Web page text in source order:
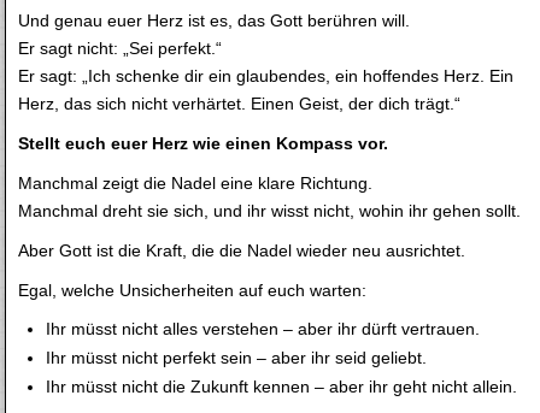
Und genau euer Herz ist es, das Gott berühren will.
Er sagt nicht: „Sei perfekt.“
Er sagt: „Ich schenke dir ein glaubendes, ein hoffendes Herz. Ein
Herz, das sich nicht verhärtet. Einen Geist, der dich trägt.“
Stellt euch euer Herz wie einen Kompass vor.
Manchmal zeigt die Nadel eine klare Richtung.
Manchmal dreht sie sich, und ihr wisst nicht, wohin ihr gehen sollt.
Aber Gott ist die Kraft, die die Nadel wieder neu ausrichtet.
Egal, welche Unsicherheiten auf euch warten:
Ihr müsst nicht alles verstehen – aber ihr dürft vertrauen.
Ihr müsst nicht perfekt sein – aber ihr seid geliebt.
Ihr müsst nicht die Zukunft kennen – aber ihr geht nicht allein.